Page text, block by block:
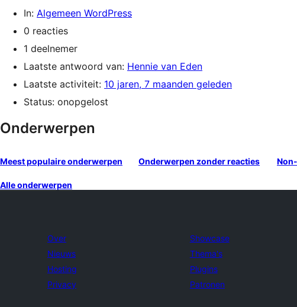
In: Algemeen WordPress
0 reacties
1 deelnemer
Laatste antwoord van: Hennie van Eden
Laatste activiteit: 10 jaren, 7 maanden geleden
Status: onopgelost
Onderwerpen
Meest populaire onderwerpen Onderwerpen zonder reacties
Alle onderwerpen
Over
Nieuws
Hosting
Privacy
Showcase
Thema's
Plugins
Patronen